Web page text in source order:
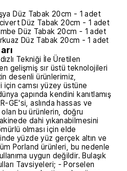
Düz Tabak 20cm - 1 adet
Düz Tabak 20cm - 1 adet
Düz Tabak 20cm - 1 adet
Düz Tabak 20cm - 1 adet
Tekniği İle Üretilen
gelişmiş sır üstü teknolojileri
desenli ürünlerimiz,
için camsı yüzey üstüne
çapında kendini kanıtlamış
GE'si, aslında hassas ve
olan bu ürünlerin, doğru
dahi yıkanabilmesini
olması için elde
yüzde yüz gerçek altın ve
Porland ürünleri, bu nedenle
uygun değildir. Bulaşık
Tavsiyeleri; - Porselen